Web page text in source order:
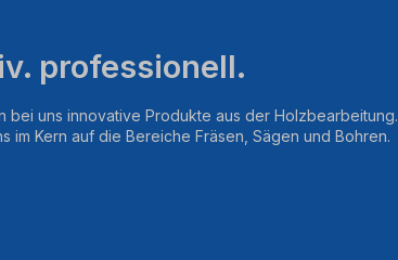
professionell.
bei uns innovative Produkte aus der Holzbearbeitung.
im Kern auf die Bereiche Fräsen, Sägen und Bohren.